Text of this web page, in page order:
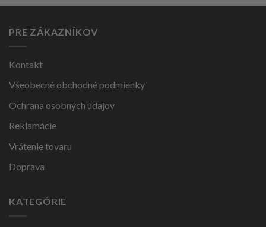
PRE ZÁKAZNÍKOV
Kontakt
Všeobecné obchodné podmienky
Ochrana osobných údajov
Reklamácie
Vrátenie tovaru
Doprava
KATEGÓRIE